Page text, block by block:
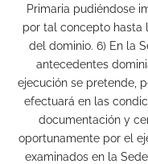
Primaria pudiéndose
por tal concepto hasta
del dominio. 6) En la
antecedentes
ejecución se pretende,
efectuará en las
documentación y
oportunamente por el
examinados en la